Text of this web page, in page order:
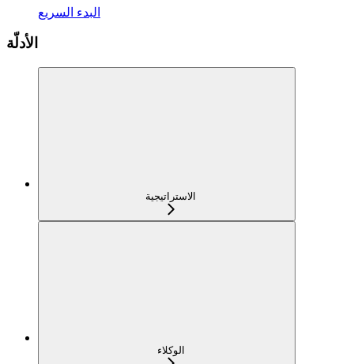
البدء السريع
الأدلّة
الاستراتيجية
الوكلاء